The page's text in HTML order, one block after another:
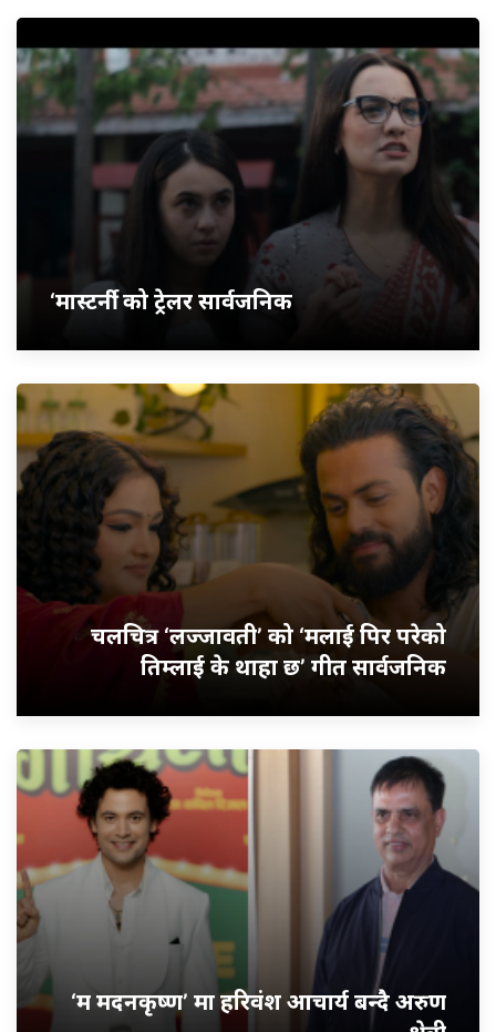
‘मास्टर्नी’ को ट्रेलर सार्वजनिक
चलचित्र ‘लज्जावती’ को ‘मलाई पिर परेको
तिम्लाई के थाहा छ’ गीत सार्वजनिक
‘म मदनकृष्ण’ मा हरिवंश आचार्य बन्दै अरुण